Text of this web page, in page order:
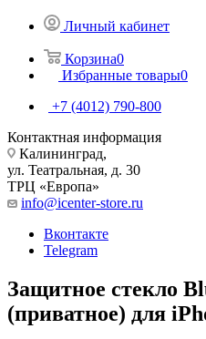
Личный кабинет
Корзина0
Избранные товары0
+7 (4012) 790-800
Контактная информация
Калининград,
ул. Театральная, д. 30
ТРЦ «Европа»
info@icenter-store.ru
Вконтакте
Telegram
Защитное стекло
(приватное) для